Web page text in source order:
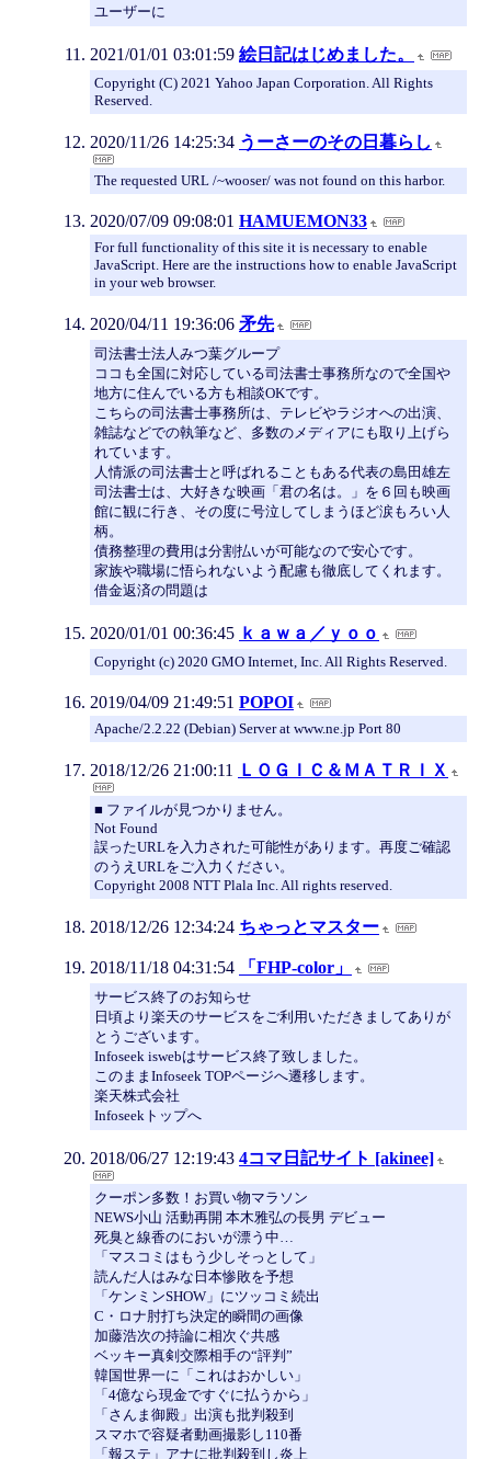
ユーザーに
2021/01/01 03:01:59 絵日記はじめました。
Copyright (C) 2021 Yahoo Japan Corporation. All Rights
Reserved.
2020/11/26 14:25:34 うーさーのその日暮らし
The requested URL /~wooser/ was not found on this harbor.
2020/07/09 09:08:01 HAMUEMON33
For full functionality of this site it is necessary to enable
JavaScript. Here are the instructions how to enable JavaScript
in your web browser.
2020/04/11 19:36:06 矛先
司法書士法人みつ葉グループ
ココも全国に対応している司法書士事務所なので全国や
地方に住んでいる方も相談OKです。
こちらの司法書士事務所は、テレビやラジオへの出演、
雑誌などでの執筆など、多数のメディアにも取り上げら
れています。
人情派の司法書士と呼ばれることもある代表の島田雄左
司法書士は、大好きな映画「君の名は。」を６回も映画
館に観に行き、その度に号泣してしまうほど涙もろい人
柄。
債務整理の費用は分割払いが可能なので安心です。
家族や職場に悟られないよう配慮も徹底してくれます。
借金返済の問題は
2020/01/01 00:36:45 ｋａｗａ／ｙｏｏ
Copyright (c) 2020 GMO Internet, Inc. All Rights Reserved.
2019/04/09 21:49:51 POPOI
Apache/2.2.22 (Debian) Server at www.ne.jp Port 80
2018/12/26 21:00:11 ＬＯＧＩＣ＆ＭＡＴＲＩＸ
■ ファイルが見つかりません。
Not Found
誤ったURLを入力された可能性があります。再度ご確認
のうえURLをご入力ください。
Copyright 2008 NTT Plala Inc. All rights reserved.
2018/12/26 12:34:24 ちゃっとマスター
2018/11/18 04:31:54 「FHP-color」
サービス終了のお知らせ
日頃より楽天のサービスをご利用いただきましてありが
とうございます。
Infoseek iswebはサービス終了致しました。
このままInfoseek TOPページへ遷移します。
楽天株式会社
Infoseekトップへ
2018/06/27 12:19:43 4コマ日記サイト [akinee]
クーポン多数！お買い物マラソン
NEWS小山 活動再開 本木雅弘の長男 デビュー
死臭と線香のにおいが漂う中…
「マスコミはもう少しそっとして」
読んだ人はみな日本惨敗を予想
「ケンミンSHOW」にツッコミ続出
C・ロナ肘打ち決定的瞬間の画像
加藤浩次の持論に相次ぐ共感
ベッキー真剣交際相手の“評判”
韓国世界一に「これはおかしい」
「4億なら現金ですぐに払うから」
「さんま御殿」出演も批判殺到
スマホで容疑者動画撮影し110番
「報ステ」アナに批判殺到し炎上